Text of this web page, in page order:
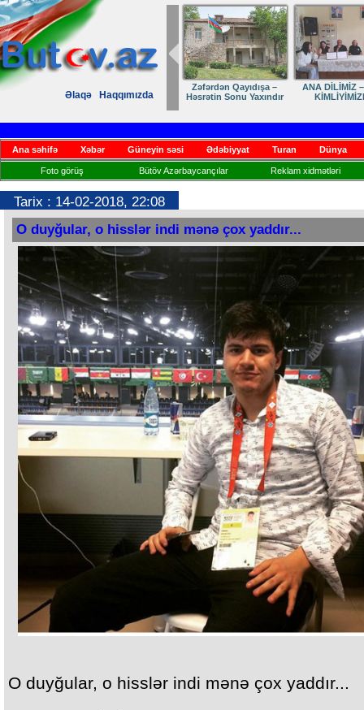
Əlaqə Haqqımızda
Zəfərdən Qayıdışa –
Həsrətin Sonu Yaxındır
ANA DİLİMİZ
Ana səhifə Xəbər Güneyin səsi Ədəbiyyat Turan Dünya
Foto görüş Bütöv Azərbaycançılar Reklam xidmətləri
Tarix : 14-02-2018, 22:08
O duyğular, o hisslər indi mənə çox yaddır...
O duyğular, o hisslər indi mənə çox yaddır...